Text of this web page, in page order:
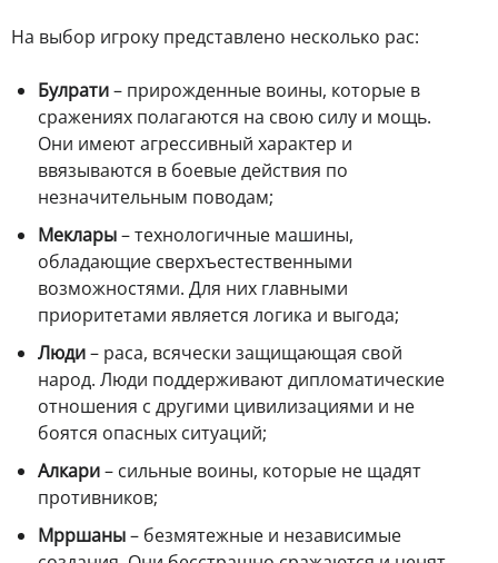
На выбор игроку представлено несколько рас:
Булрати– прирожденные воины, которые в
сражениях полагаются на свою силу и мощь.
Они имеют агрессивный характер и
ввязываются в боевые действия по
незначительным поводам;
Меклары– технологичные машины,
обладающие сверхъестественными
возможностями. Для них главными
приоритетами является логика и выгода;
Люди– раса, всячески защищающая свой
народ. Люди поддерживают дипломатические
отношения с другими цивилизациями и не
боятся опасных ситуаций;
Алкари– сильные воины, которые не щадят
противников;
Мрршаны– безмятежные и независимые